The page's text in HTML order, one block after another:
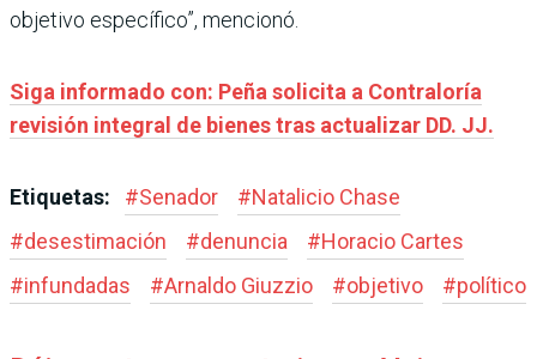
objetivo específico”, mencionó.
Siga informado con: Peña solicita a Contraloría
revisión integral de bienes tras actualizar DD. JJ.
Etiquetas: #Senador #Natalicio Chase
#desestimación #denuncia #Horacio Cartes
#infundadas #Arnaldo Giuzzio #objetivo #político